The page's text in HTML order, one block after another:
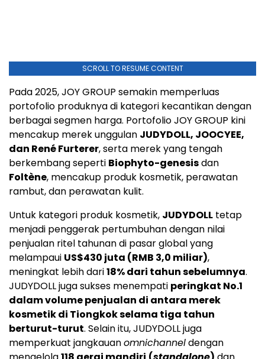
SCROLL TO RESUME CONTENT
Pada 2025, JOY GROUP semakin memperluas
portofolio produknya di kategori kecantikan dengan
berbagai segmen harga. Portofolio JOY GROUP kini
mencakup merek unggulan JUDYDOLL, JOOCYEE,
dan René Furterer, serta merek yang tengah
berkembang seperti Biophyto-genesisdan
Foltène, mencakup produk kosmetik, perawatan
rambut, dan perawatan kulit.
Untuk kategori produk kosmetik, JUDYDOLL tetap
menjadi penggerak pertumbuhan dengan nilai
penjualan ritel tahunan di pasar global yang
melampaui US$430 juta (RMB 3,0 miliar),
meningkat lebih dari18% dari tahun sebelumnya.
JUDYDOLL juga sukses menempati peringkat No.1
dalam volume penjualan di antara merek
kosmetik di Tiongkok selama tiga tahun
berturut-turut. Selain itu, JUDYDOLL juga
memperkuat jangkauanomnichanneldengan